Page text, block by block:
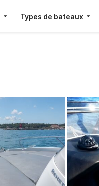
Types de bateaux